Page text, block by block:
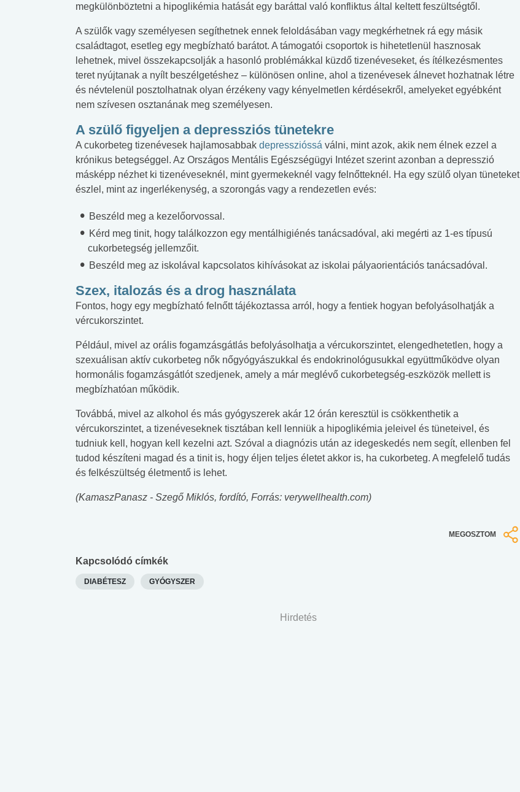
megkülönböztetni a hipoglikémia hatását egy baráttal való konfliktus által keltett feszültségtől.
A szülők vagy személyesen segíthetnek ennek feloldásában vagy megkérhetnek rá egy másik
családtagot, esetleg egy megbízható barátot. A támogatói csoportok is hihetetlenül hasznosak
lehetnek, mivel összekapcsolják a hasonló problémákkal küzdő tizenéveseket, és ítélkezésmentes
teret nyújtanak a nyílt beszélgetéshez – különösen online, ahol a tizenévesek álnevet hozhatnak létre
és névtelenül posztolhatnak olyan érzékeny vagy kényelmetlen kérdésekről, amelyeket egyébként
nem szívesen osztanának meg személyesen.
A szülő figyeljen a depressziós tünetekre
A cukorbeteg tizenévesek hajlamosabbak depresszióssá válni, mint azok, akik nem élnek ezzel a
krónikus betegséggel. Az Országos Mentális Egészségügyi Intézet szerint azonban a depresszió
másképp nézhet ki tizenéveseknél, mint gyermekeknél vagy felnőtteknél. Ha egy szülő olyan tüneteket
észlel, mint az ingerlékenység, a szorongás vagy a rendezetlen evés:
Beszéld meg a kezelőorvossal.
Kérd meg tinit, hogy találkozzon egy mentálhigiénés tanácsadóval, aki megérti az 1-es típusú
cukorbetegség jellemzőit.
Beszéld meg az iskolával kapcsolatos kihívásokat az iskolai pályaorientációs tanácsadóval.
Szex, italozás és a drog használata
Fontos, hogy egy megbízható felnőtt tájékoztassa arról, hogy a fentiek hogyan befolyásolhatják a
vércukorszintet.
Például, mivel az orális fogamzásgátlás befolyásolhatja a vércukorszintet, elengedhetetlen, hogy a
szexuálisan aktív cukorbeteg nők nőgyógyászukkal és endokrinológusukkal együttműködve olyan
hormonális fogamzásgátlót szedjenek, amely a már meglévő cukorbetegség-eszközök mellett is
megbízhatóan működik.
Továbbá, mivel az alkohol és más gyógyszerek akár 12 órán keresztül is csökkenthetik a
vércukorszintet, a tizenéveseknek tisztában kell lenniük a hipoglikémia jeleivel és tüneteivel, és
tudniuk kell, hogyan kell kezelni azt. Szóval a diagnózis után az idegeskedés nem segít, ellenben fel
tudod készíteni magad és a tinit is, hogy éljen teljes életet akkor is, ha cukorbeteg. A megfelelő tudás
és felkészültség életmentő is lehet.
(KamaszPanasz - Szegő Miklós, fordító, Forrás: verywellhealth.com)
MEGOSZTOM
Kapcsolódó címkék
DIABÉTESZ GYÓGYSZER
Hirdetés
lábnyomod?
tudásteszt
nyelvvizsga teszt -
teszt